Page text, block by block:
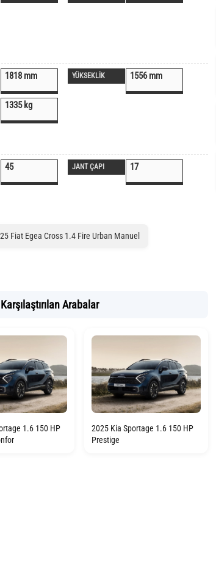
1818 mm YÜKSEKLİK 1556 mm
1335 kg
45 JANT ÇAPI 17
Fiat Egea Cross 1.4 Fire Urban Manuel
Arabalar
1.6 150 HP
2025 Kia Sportage 1.6 150 HP
Prestige